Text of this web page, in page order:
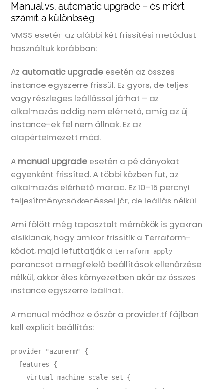
Manual vs. automatic upgrade – és miért
számít a különbség
VMSS esetén az alábbi két frissítési metódust
használtuk korábban:
Az automatic upgrade esetén az összes
instance egyszerre frissül. Ez gyors, de teljes
vagy részleges leállással járhat – az
alkalmazás addig nem elérhető, amíg az új
instance-ek fel nem állnak. Ez az
alapértelmezett mód.
A manual upgrade esetén a példányokat
egyenként frissíted. A többi közben fut, az
alkalmazás elérhető marad. Ez 10-15 percnyi
teljesítménycsökkenéssel jár, de leállás nélkül.
Ami fölött még tapasztalt mérnökök is gyakran
elsiklanak, hogy amikor frissítik a Terraform-
kódot, majd lefuttatják a terraform apply
parancsot a megfelelő beállítások ellenőrzése
nélkül, akkor éles környezetben akár az összes
instance egyszerre leállhat.
A manual módhoz először a provider.tf fájlban
kell explicit beállítás:
provider "azurerm" {